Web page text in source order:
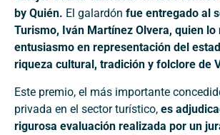
by Quién. El galardón fue entregado al
Turismo, Iván Martínez Olvera, quien lo
entusiasmo en representación del
riqueza cultural, tradición y folclore de
Este premio, el más importante
privada en el sector turístico, es
rigurosa evaluación realizada por un